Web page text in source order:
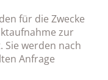
für die Zwecke
zur
werden nach
Anfrage